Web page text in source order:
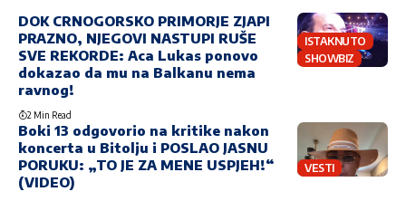
ISTAKNUTO
SHOWBIZ
DOK CRNOGORSKO PRIMORJE ZJAPI
PRAZNO, NJEGOVI NASTUPI RUŠE
SVE REKORDE: Aca Lukas ponovo
dokazao da mu na Balkanu nema
ravnog!
2 Min Read
VESTI
Boki 13 odgovorio na kritike nakon
koncerta u Bitolju i POSLAO JASNU
PORUKU: „TO JE ZA MENE USPJEH!“
(VIDEO)